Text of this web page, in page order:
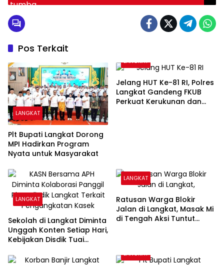
Pos Terkait
LANGKAT
Plt Bupati Langkat Dorong
MPI Hadirkan Program
Nyata untuk Masyarakat
LANGKAT
Jelang HUT Ke-81 RI, Polres
Langkat Gandeng FKUB
Perkuat Kerukunan dan
LANGKAT
Sekolah di Langkat Diminta
Unggah Konten Setiap Hari,
Kebijakan Disdik Tuai
LANGKAT
Ratusan Warga Blokir
Jalan di Langkat, Masak Mi
di Tengah Aksi Tuntut
LANGKAT